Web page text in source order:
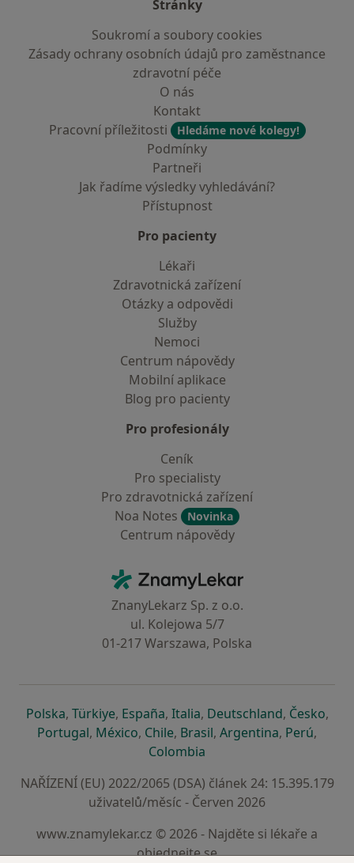
Stránky
Soukromí a soubory cookies
Zásady ochrany osobních údajů pro zaměstnance
zdravotní péče
O nás
Kontakt
Pracovní příležitosti
Hledáme nové kolegy!
Podmínky
Partneři
Jak řadíme výsledky vyhledávání?
Přístupnost
Pro pacienty
Lékaři
Zdravotnická zařízení
Otázky a odpovědi
Služby
Nemoci
Centrum nápovědy
Mobilní aplikace
Blog pro pacienty
Pro profesionály
Ceník
Pro specialisty
Pro zdravotnická zařízení
Noa Notes
Novinka
Centrum nápovědy
ZnamyLekar - Hlavní stránka
ZnanyLekarz Sp. z o.o.
ul. Kolejowa 5/7
01-217 Warszawa, Polska
Polskase otevře v nové záložce
, Türkiyese otevře v nové záložce
, Españase otevře v nové záložce
, Italiase otevře v nové záložce
, Deutschlandse otevře v
, Českose
,
Portugalse otevře v nové záložce
, Méxicose otevře v nové záložce
, Chilese otevře v nové záložce
, Brasilse otevře v nové
, Argentinase otevře v
, Perúse
,
Colombia
NAŘÍZENÍ (EU) 2022/2065 (DSA) článek 24: 15.395.179
uživatelů/měsíc - Červen 2026
www.znamylekar.cz © 2026 - Najděte si lékaře a
objednejte se